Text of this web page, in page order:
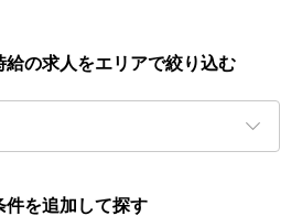
給の求人をエリアで絞り込む
件を追加して探す